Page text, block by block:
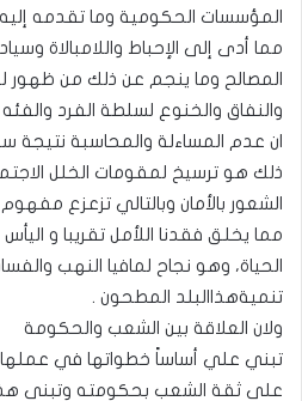
المؤسسات الحكومية وما تقدمه إليه
مما أدى إلى الإحباط واللامبالاة
المصالح وما ينجم عن ذلك من ظهور
والنفاق والخنوع لسلطة الفرد والفئه
ان عدم المساءلة والمحاسبة نتيجة
ذلك هو ترسيخ لمقومات الخلل
الشعور بالأمان وبالتالي تزعزع
مما يخلق فقدنا اللأمل تقريبا و
الحياة، وهو نجاح لمافيا النهب
تنميةهذاالبلد المطحون .
ولان العلاقة بين الشعب والحكومة
تبني علي أساساً خطواتها في عملها
على ثقة الشعب بحكومته وتبنى هذه